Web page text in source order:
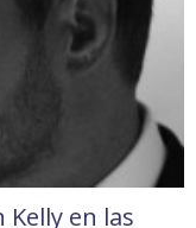
Kelly en las